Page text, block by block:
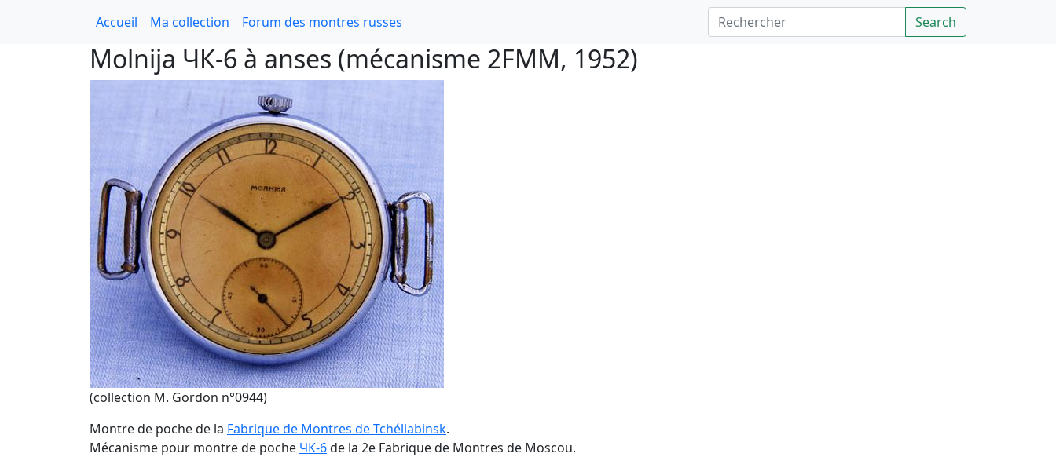
Accueil Ma collection Forum des montres russes Rechercher
Search
Molnija ЧК-6 à anses (mécanisme 2FMM, 1952)
(collection M. Gordon n°0944)
Montre de poche de la Fabrique de Montres de Tchéliabinsk.
Mécanisme pour montre de poche ЧК-6de la 2e Fabrique de Montres de Moscou.